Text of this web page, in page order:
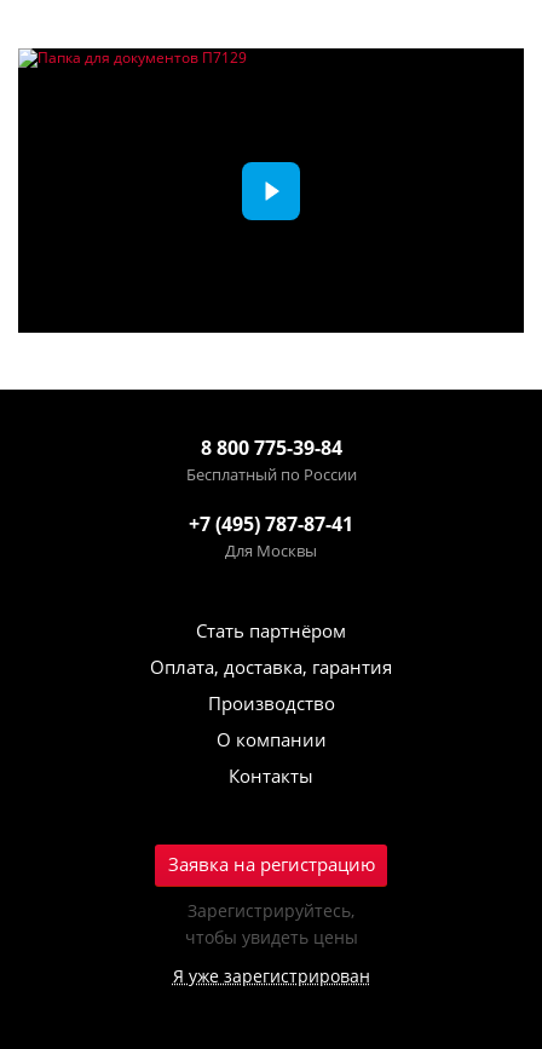
8 800 775-39-84
Бесплатный по России
+7 (495) 787-87-41
Для Москвы
Стать партнёром
Оплата, доставка, гарантия
Производство
О компании
Контакты
Заявка на регистрацию
Зарегистрируйтесь,
чтобы увидеть цены
Я уже зарегистрирован